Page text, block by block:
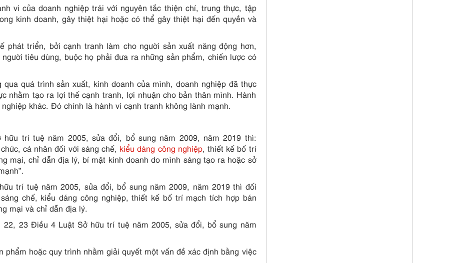
vi của doanh nghiệp trái với nguyên tắc thiện chí, trung thực, tập
kinh doanh, gây thiệt hại hoặc có thể gây thiệt hại đến quyền và
phát triển, bởi cạnh tranh làm cho người sản xuất năng động hơn,
tiêu dùng, buộc họ phải đưa ra những sản phẩm, chiến lược có
quá trình sản xuất, kinh doanh của mình, doanh nghiệp đã thực
nhằm tạo ra lợi thế cạnh tranh, lợi nhuận cho bản thân mình. Hành
khác. Đó chính là hành vi cạnh tranh không lành mạnh.
trí tuệ năm 2005, sửa đổi, bổ sung năm 2009, năm 2019 thì:
cá nhân đối với sáng chế, kiểu dáng công nghiệp, thiết kế bố trí
mại, chỉ dẫn địa lý, bí mật kinh doanh do mình sáng tạo ra hoặc sở
trí tuệ năm 2005, sửa đổi, bổ sung năm 2009, năm 2019 thì đối
chế, kiểu dáng công nghiệp, thiết kế bố trí mạch tích hợp bán
mại và chỉ dẫn địa lý.
23 Điều 4 Luật Sở hữu trí tuệ năm 2005, sửa đổi, bổ sung năm
phẩm hoặc quy trình nhằm giải quyết một vấn đề xác định bằng việc